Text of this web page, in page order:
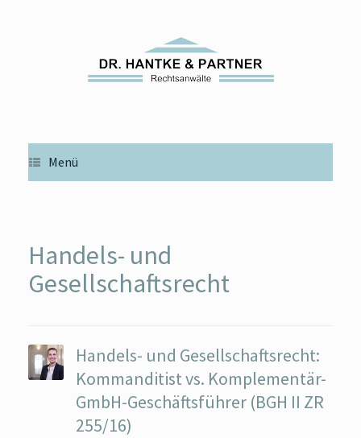
Menü
Handels- und
Gesellschaftsrecht
Handels- und Gesellschaftsrecht:
Kommanditist vs. Komplementär-
GmbH-Geschäftsführer (BGH II ZR
255/16)